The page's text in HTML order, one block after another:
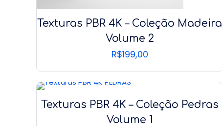
Texturas PBR 4K – Coleção Madeira
Volume 2
R$199,00
Texturas PBR 4K – Coleção Pedras
Volume 1